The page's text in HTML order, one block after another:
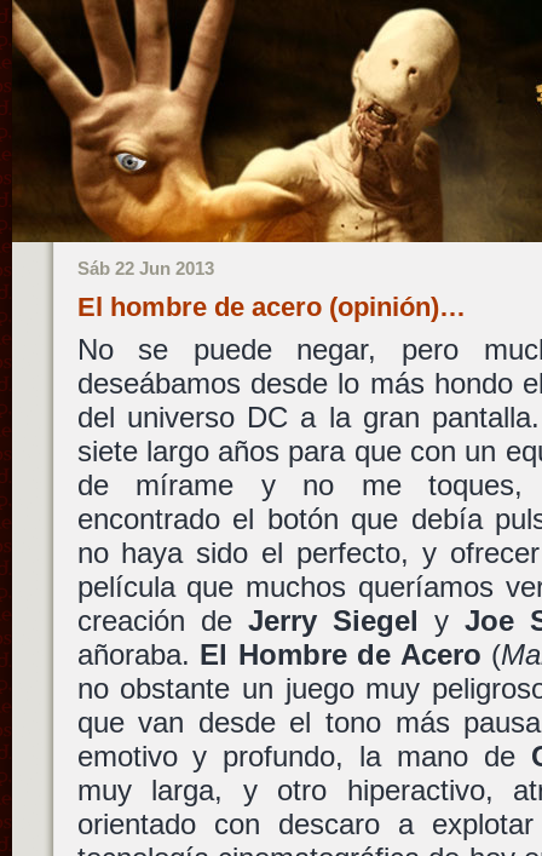
Sáb 22 Jun 2013
El hombre de acero (opinión)…
No se puede negar, pero
deseábamos desde lo más hondo
del universo DC a la gran
siete largo años para que con un
de mírame y no me
encontrado el botón que debía
no haya sido el perfecto, y
película que muchos queríamos
creación de Jerry Siegel y Joe
añoraba. El Hombre de Acero (
no obstante un juego muy
que van desde el tono más
emotivo y profundo, la mano de
muy larga, y otro hiperactivo,
orientado con descaro a